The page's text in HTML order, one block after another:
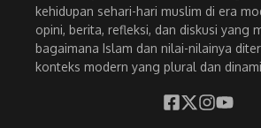
kehidupan sehari-hari muslim di era
opini, berita, refleksi, dan diskusi yang
bagaimana Islam dan nilai-nilainya
konteks modern yang plural dan